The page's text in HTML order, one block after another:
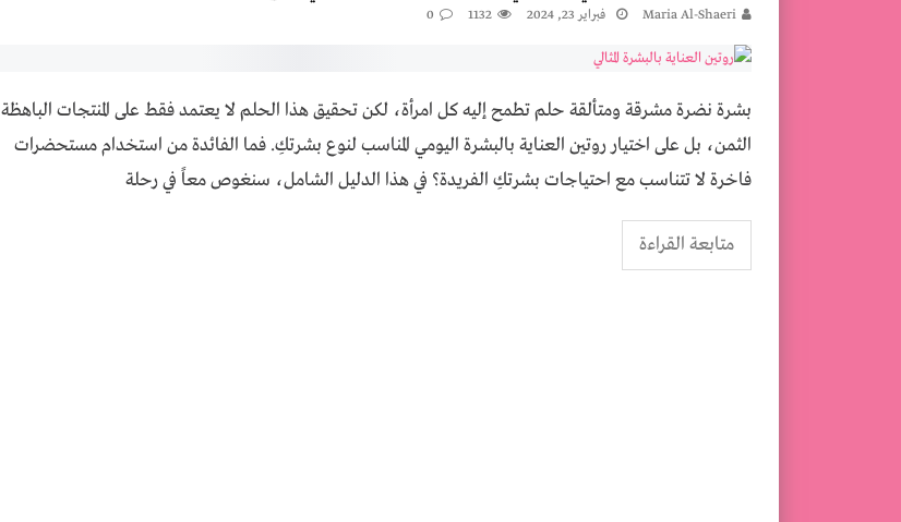
تخطي ما بعد الولادة القيصرية ـ العناية بالجرح والدعم النفسي
Maria Al-Shaeri فبراير 23, 2024 1132
0
بشرة نضرة مشرقة ومتألقة حلم تطمح إليه كل امرأة، لكن تحقيق هذا الحلم لا يعتمد فقط على المنتجات الباهظة
الثمن، بل على اختيار روتين العناية بالبشرة اليومي المناسب لنوع بشرتكِ. فما الفائدة من استخدام مستحضرات
فاخرة لا تتناسب مع احتياجات بشرتكِ الفريدة؟ في هذا الدليل الشامل، سنغوص معاً في رحلة
متابعة القراءة